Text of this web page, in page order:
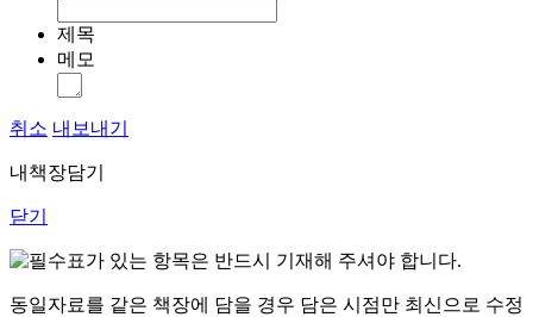
제목
메모
취소 내보내기
내책장담기
닫기
표가 있는 항목은 반드시 기재해 주셔야 합니다.
동일자료를 같은 책장에 담을 경우 담은 시점만 최신으로 수정